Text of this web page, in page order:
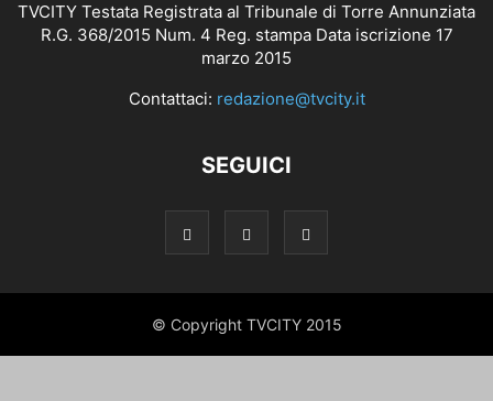
TVCITY Testata Registrata al Tribunale di Torre Annunziata
R.G. 368/2015 Num. 4 Reg. stampa Data iscrizione 17
marzo 2015
Contattaci: redazione@tvcity.it
SEGUICI
© Copyright TVCITY 2015